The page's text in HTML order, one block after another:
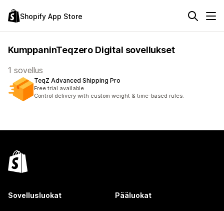
Shopify App Store
KumppaninTeqzero Digital sovellukset
1 sovellus
TeqZ Advanced Shipping Pro
Free trial available
Control delivery with custom weight & time-based rules.
Sovellusluokat Pääluokat